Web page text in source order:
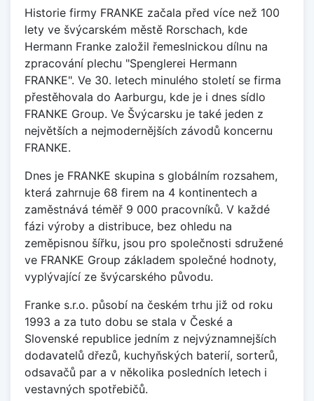
Historie firmy FRANKE začala před více než 100
lety ve švýcarském městě Rorschach, kde
Hermann Franke založil řemeslnickou dílnu na
zpracování plechu "Spenglerei Hermann
FRANKE". Ve 30. letech minulého století se firma
přestěhovala do Aarburgu, kde je i dnes sídlo
FRANKE Group. Ve Švýcarsku je také jeden z
největších a nejmodernějších závodů koncernu
FRANKE.
Dnes je FRANKE skupina s globálním rozsahem,
která zahrnuje 68 firem na 4 kontinentech a
zaměstnává téměř 9 000 pracovníků. V každé
fázi výroby a distribuce, bez ohledu na
zeměpisnou šířku, jsou pro společnosti sdružené
ve FRANKE Group základem společné hodnoty,
vyplývající ze švýcarského původu.
Franke s.r.o. působí na českém trhu již od roku
1993 a za tuto dobu se stala v České a
Slovenské republice jedním z nejvýznamnejších
dodavatelů dřezů, kuchyňských baterií, sorterů,
odsavačů par a v několika posledních letech i
vestavných spotřebičů.